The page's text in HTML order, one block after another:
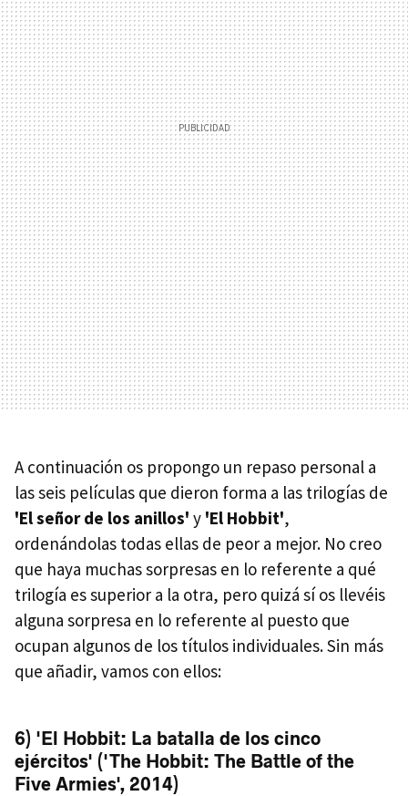
A continuación os propongo un repaso personal a
las seis películas que dieron forma a las trilogías de
'El señor de los anillos' y 'El Hobbit',
ordenándolas todas ellas de peor a mejor. No creo
que haya muchas sorpresas en lo referente a qué
trilogía es superior a la otra, pero quizá sí os llevéis
alguna sorpresa en lo referente al puesto que
ocupan algunos de los títulos individuales. Sin más
que añadir, vamos con ellos:
6) 'El Hobbit: La batalla de los cinco
ejércitos' ('The Hobbit: The Battle of the
Five Armies', 2014)